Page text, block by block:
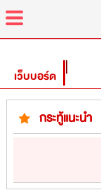
menu
เว็บบอร์ด
กระทู้แนะนำ